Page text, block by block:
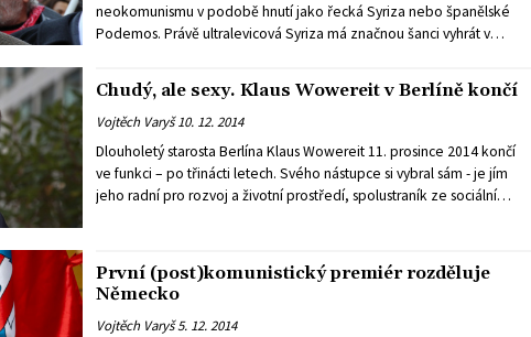
neokomunismu v podobě hnutí jako řecká Syriza nebo španělské
Podemos. Právě ultralevicová Syriza má značnou šanci vyhrát v
centrálách vstávají hrůzou vlasy na hlavě. Levice v tom naopak vidí
poslední naději, jak evropský projekt postavit na nohy.
Chudý, ale sexy. Klaus Wowereit v Berlíně končí
Vojtěch Varyš 10. 12. 2014
Dlouholetý starosta Berlína Klaus Wowereit 11. prosince 2014 končí
ve funkci – po třinácti letech. Svého nástupce si vybral sám - je jím
jeho radní pro rozvoj a životní prostředí, spolustraník ze sociální
První (post)komunistický premiér rozděluje
Německo
Vojtěch Varyš5. 12. 2014